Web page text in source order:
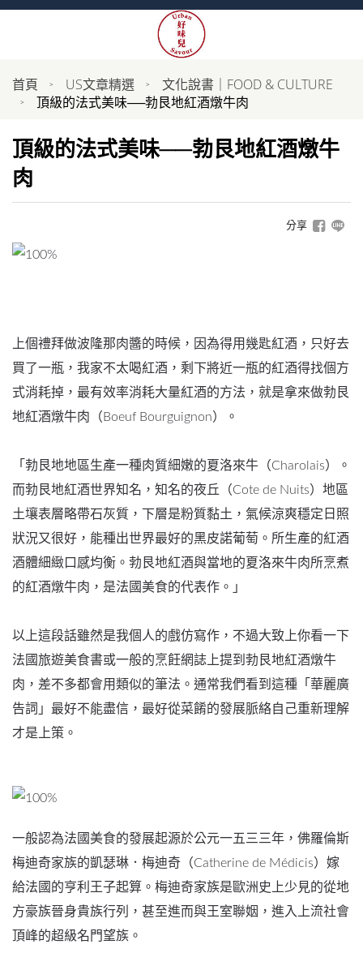
首頁 US文章精選
文化說書｜FOOD & CULTURE
頂級的法式美味──勃艮地紅酒燉牛肉
頂級的法式美味──勃艮地紅酒燉牛
肉
分享
上個禮拜做波隆那肉醬的時候，因為得用幾匙紅酒，只好去
買了一瓶，我家不太喝紅酒，剩下將近一瓶的紅酒得找個方
式消耗掉，最有效率消耗大量紅酒的方法，就是拿來做勃艮
地紅酒燉牛肉（Boeuf Bourguignon）。
「勃艮地地區生產一種肉質細嫩的夏洛來牛（Charolais）。
而勃艮地紅酒世界知名，知名的夜丘（Cote de Nuits）地區
土壤表層略帶石灰質，下層是粉質黏土，氣候涼爽穩定日照
狀況又很好，能種出世界最好的黑皮諾葡萄。所生產的紅酒
酒體細緻口感均衡。勃艮地紅酒與當地的夏洛來牛肉所烹煮
的紅酒燉牛肉，是法國美食的代表作。」
以上這段話雖然是我個人的戲仿寫作，不過大致上你看一下
法國旅遊美食書或一般的烹飪網誌上提到勃艮地紅酒燉牛
肉，差不多都會用類似的筆法。通常我們看到這種「華麗廣
告詞」最好不能盡信，最好從菜餚的發展脈絡自己重新理解
才是上策。
一般認為法國美食的發展起源於公元一五三三年，佛羅倫斯
梅迪奇家族的凱瑟琳．梅迪奇（Catherine de Médicis）嫁
給法國的亨利王子起算。梅迪奇家族是歐洲史上少見的從地
方豪族晉身貴族行列，甚至進而與王室聯姻，進入上流社會
頂峰的超級名門望族。